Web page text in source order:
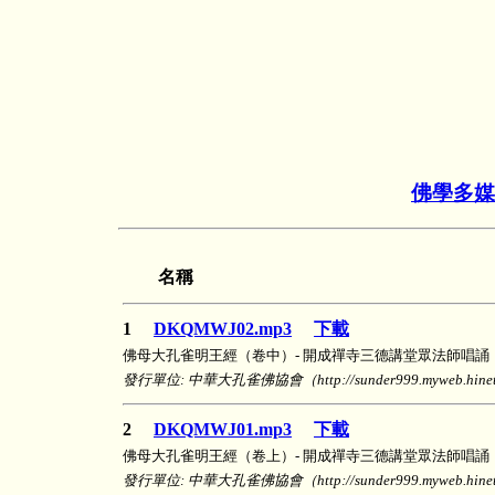
佛學多
名稱
1 DKQMWJ02.mp3 下載
佛母大孔雀明王經（卷中）- 開成禪寺三德講堂眾法師唱誦
發行單位: 中華大孔雀佛協會（http://
2 DKQMWJ01.mp3 下載
佛母大孔雀明王經（卷上）- 開成禪寺三德講堂眾法師唱誦
發行單位: 中華大孔雀佛協會（http://